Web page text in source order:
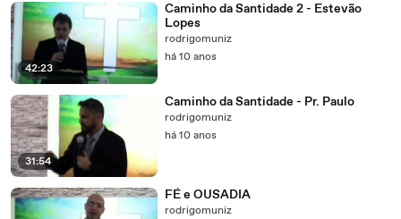
42:23
Caminho da Santidade 2 - Estevão
Lopes
rodrigomuniz
há 10 anos
31:54
Caminho da Santidade - Pr. Paulo
rodrigomuniz
há 10 anos
FÉ e OUSADIA
rodrigomuniz